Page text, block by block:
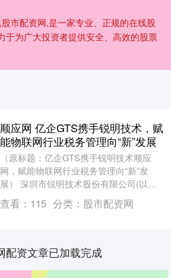
市配资网,是一家专业、正规的在线股
于为广大投资者提供安全、高效的股票
顺应网 亿企GTS携手锐明技术，赋
能物联网行业税务管理向“新”发展
（原标题：亿企GTS携手锐明技术顺应
网，赋能物联网行业税务管理向“新”发
展） 深圳市锐明技术股份有限公司(以下
简称“锐明技术”)是以人工智能和视频技术
为核心,专....
查看： 115 分类： 股市配资网
配资文章已加载完成